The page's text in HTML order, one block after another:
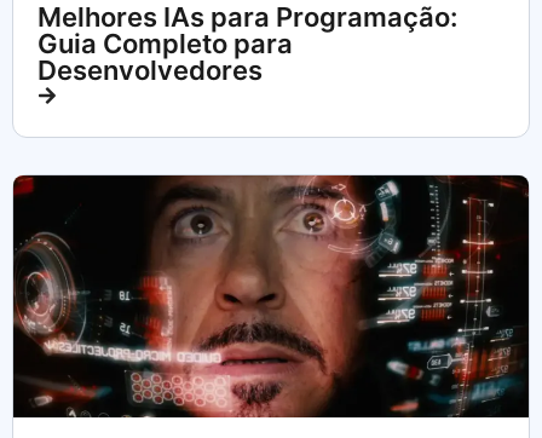
Melhores IAs para Programação:
Guia Completo para
Desenvolvedores